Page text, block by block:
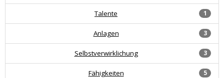
1
Talente
3
Anlagen
3
Selbstverwirklichung
5
Fähigkeiten